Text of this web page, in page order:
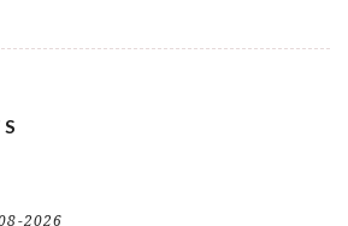
2026